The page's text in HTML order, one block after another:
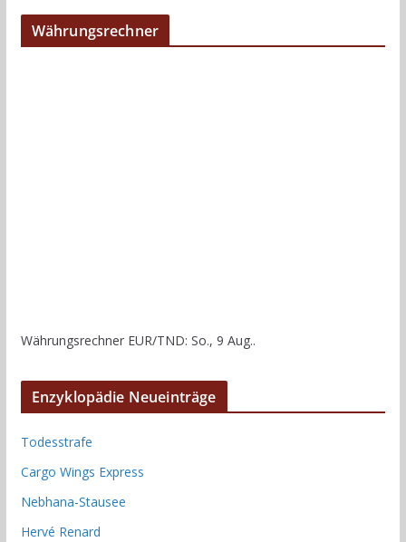
Währungsrechner
Währungsrechner EUR/TND: So., 9 Aug..
Enzyklopädie Neueinträge
Todesstrafe
Cargo Wings Express
Nebhana-Stausee
Hervé Renard